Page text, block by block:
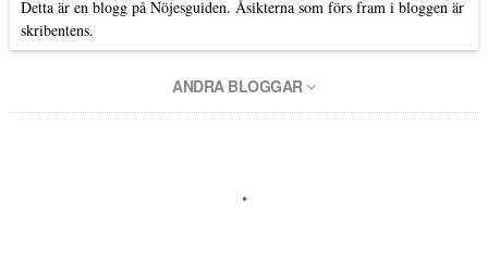
Detta är en blogg på Nöjesguiden. Åsikterna som förs fram i bloggen är
skribentens.
ANDRA BLOGGAR